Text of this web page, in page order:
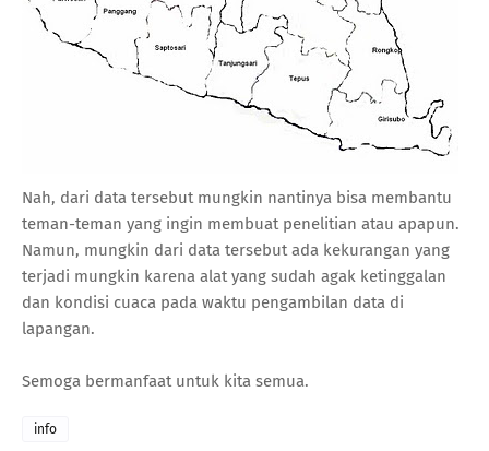
Nah, dari data tersebut mungkin nantinya bisa membantu
teman-teman yang ingin membuat penelitian atau apapun.
Namun, mungkin dari data tersebut ada kekurangan yang
terjadi mungkin karena alat yang sudah agak ketinggalan
dan kondisi cuaca pada waktu pengambilan data di
lapangan.
Semoga bermanfaat untuk kita semua.
info